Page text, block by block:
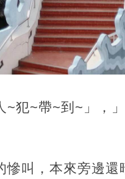
犯~帶~到~」，
叫，本來旁邊還